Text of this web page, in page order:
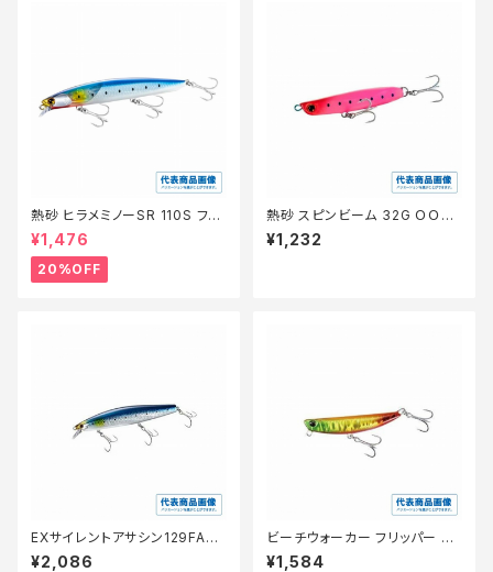
熱砂 ヒラメミノーSR 110S フラ
ッシュブースト XF−210W 【特
価ルアー】【20】
¥1,476
20%OFF
熱砂 スピンビーム 32G ＯＯ−2
32Ｍ 025【特価ルアー】【20】
¥1,232
EXサイレントアサシン129FARX
Ｍ−129N
¥2,086
ビーチウォーカー フリッパー 40
g【特価ルアー】【20】
¥1,584